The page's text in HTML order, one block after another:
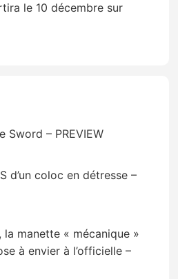
le 10 décembre sur
Sword – PREVIEW
d’un coloc en détresse –
manette « mécanique »
à envier à l’officielle –